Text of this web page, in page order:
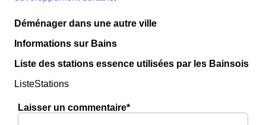
Déménager dans une autre ville
Informations sur Bains
Liste des stations essence utilisées par les Bainsois
ListeStations
Laisser un commentaire*